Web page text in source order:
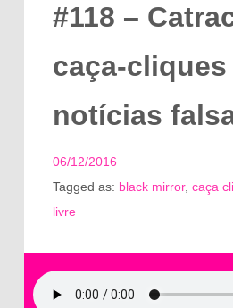
#118 –
caça-cliques
notícias
06/12/2016
Tagged as: black mirror, caça
livre